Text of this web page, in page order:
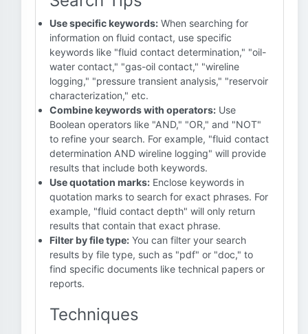
Use specific keywords: When searching for
information on fluid contact, use specific
keywords like "fluid contact determination," "oil-
water contact," "gas-oil contact," "wireline
logging," "pressure transient analysis," "reservoir
characterization," etc.
Combine keywords with operators: Use
Boolean operators like "AND," "OR," and "NOT"
to refine your search. For example, "fluid contact
determination AND wireline logging" will provide
results that include both keywords.
Use quotation marks: Enclose keywords in
quotation marks to search for exact phrases. For
example, "fluid contact depth" will only return
results that contain that exact phrase.
Filter by file type: You can filter your search
results by file type, such as "pdf" or "doc," to
find specific documents like technical papers or
reports.
Techniques